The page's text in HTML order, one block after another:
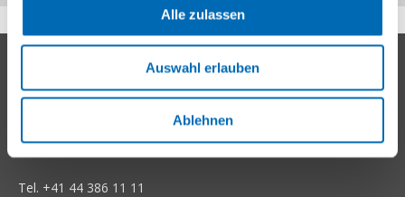
Alle zulassen
Auswahl erlauben
Ablehnen
Universitätsklinik Balgrist
Tel. +41 44 386 11 11